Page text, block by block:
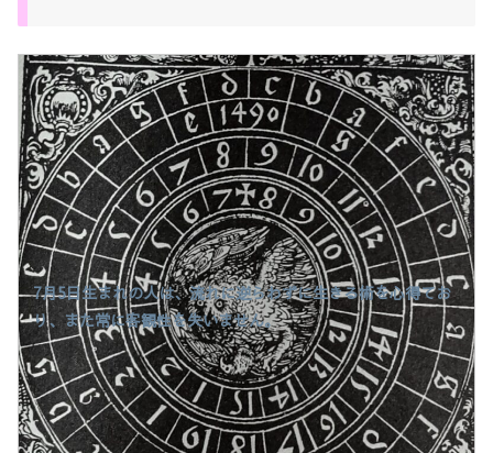
7月5日生まれの人は、流れに逆らわずに生きる術を心得てお
り、また常に客観性を失いません。